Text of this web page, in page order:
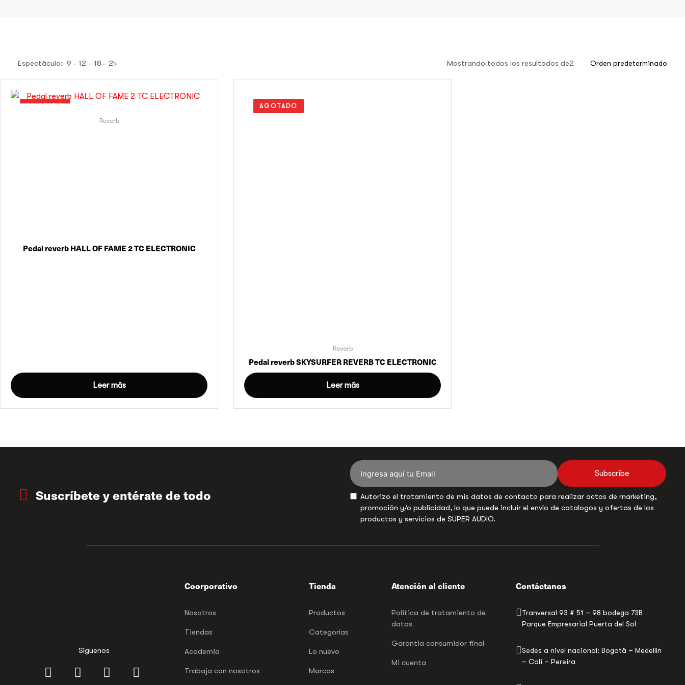
Espectáculo: 9 12 18 24 Mostrando todos los resultados de2
Reverb
Pedal reverb HALL OF FAME 2 TC ELECTRONIC
Leer más
AGOTADO
Reverb
Pedal reverb SKYSURFER REVERB TC ELECTRONIC
Leer más
Suscríbete y entérate de todo
Subscribe
Autorizo el tratamiento de mis datos de contacto para realizar actos de marketing,
promoción y/o publicidad, lo que puede incluir el envío de catalogos y ofertas de los
productos y servicios de SUPER AUDIO.
Síguenos
Coorporativo
Nosotros
Tiendas
Academia
Trabaja con nosotros
Tienda
Productos
Categorías
Lo nuevo
Marcas
Atención al cliente
Politica de tratamiento de
datos
Garantia consumidor final
Mi cuenta
Contáctanos
Tranversal 93 # 51 – 98 bodega 73B
Parque Empresarial Puerta del Sol
Sedes a nivel nacional: Bogotá – Medellín
– Cali – Pereira